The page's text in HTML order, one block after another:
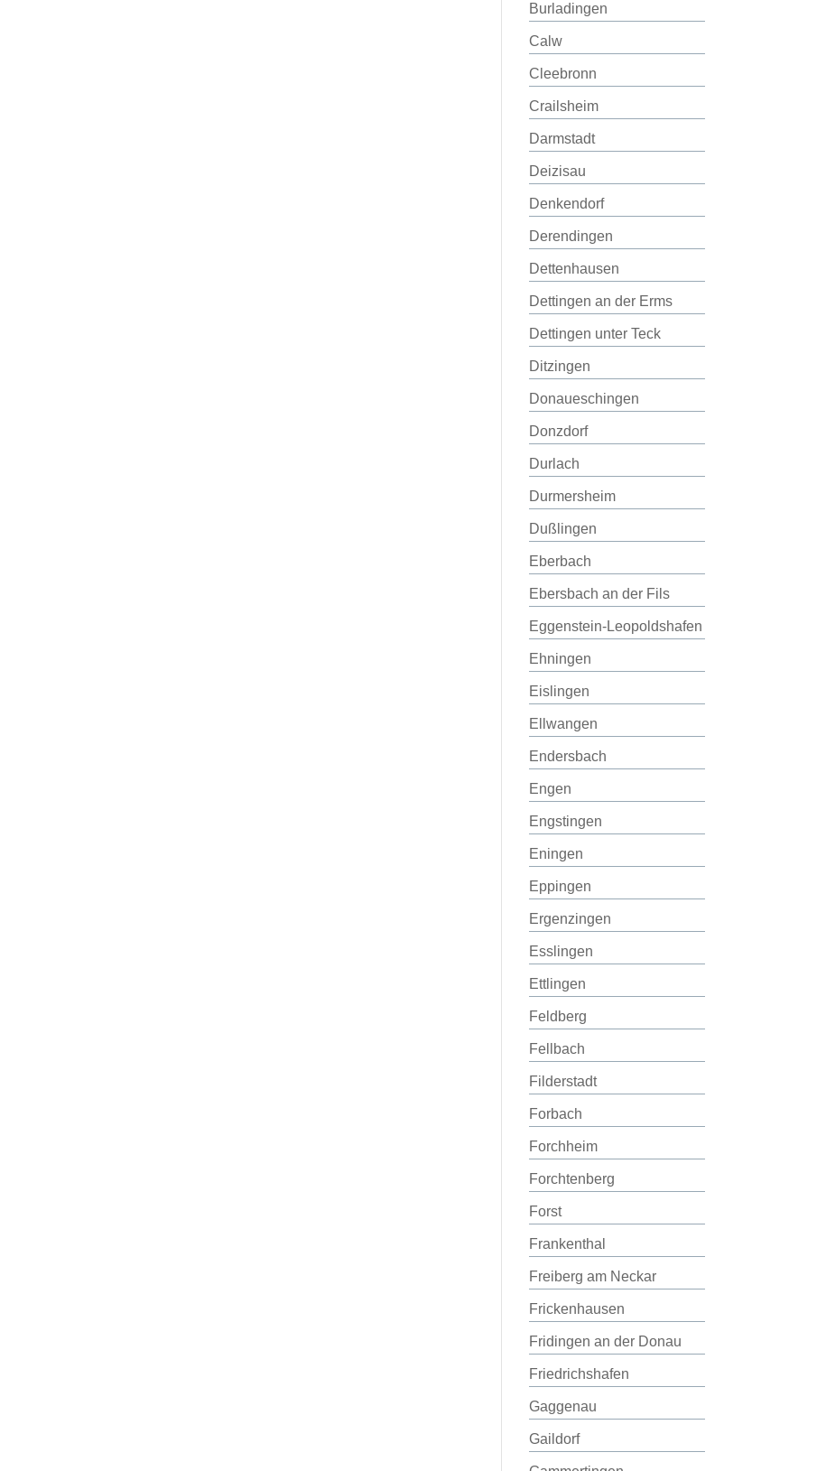
Burladingen
Calw
Cleebronn
Crailsheim
Darmstadt
Deizisau
Denkendorf
Derendingen
Dettenhausen
Dettingen an der Erms
Dettingen unter Teck
Ditzingen
Donaueschingen
Donzdorf
Durlach
Durmersheim
Dußlingen
Eberbach
Ebersbach an der Fils
Eggenstein-Leopoldshafen
Ehningen
Eislingen
Ellwangen
Endersbach
Engen
Engstingen
Eningen
Eppingen
Ergenzingen
Esslingen
Ettlingen
Feldberg
Fellbach
Filderstadt
Forbach
Forchheim
Forchtenberg
Forst
Frankenthal
Freiberg am Neckar
Frickenhausen
Fridingen an der Donau
Friedrichshafen
Gaggenau
Gaildorf